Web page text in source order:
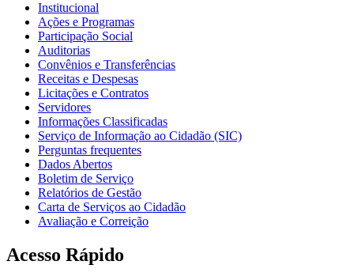
Institucional
Ações e Programas
Participação Social
Auditorias
Convênios e Transferências
Receitas e Despesas
Licitações e Contratos
Servidores
Informações Classificadas
Serviço de Informação ao Cidadão (SIC)
Perguntas frequentes
Dados Abertos
Boletim de Serviço
Relatórios de Gestão
Carta de Serviços ao Cidadão
Avaliação e Correição
Acesso Rápido